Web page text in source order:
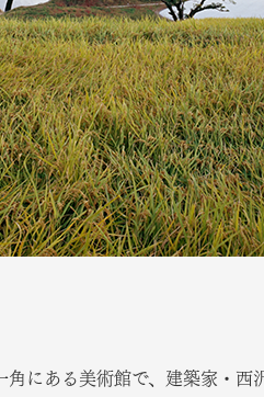
にある美術館で、建築家・西